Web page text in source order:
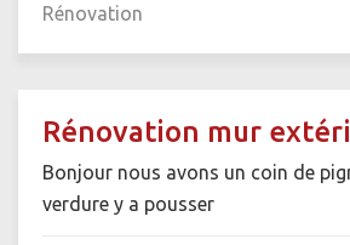
Rénovation
Rénovation mur
Bonjour nous avons un coin de
verdure y a pousser